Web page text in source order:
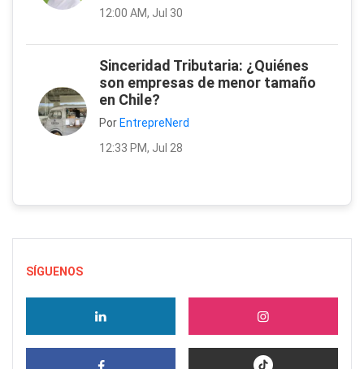
12:00 AM, Jul 30
Sinceridad Tributaria: ¿Quiénes
son empresas de menor tamaño
en Chile?
Por EntrepreNerd
12:33 PM, Jul 28
SÍGUENOS